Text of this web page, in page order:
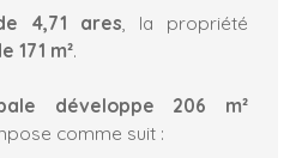
4,71 ares , la propriété
171 m².
développe 206 m²
comme suit :